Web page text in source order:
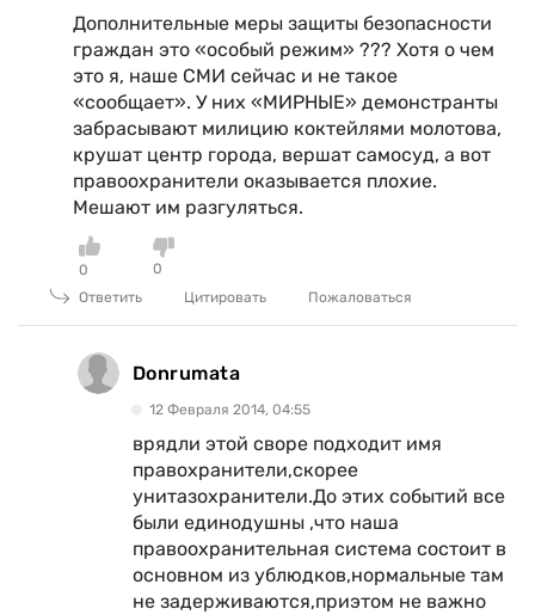
Дополнительные меры защиты безопасности
граждан это «особый режим» ??? Хотя о чем
это я, наше СМИ сейчас и не такое
«сообщает». У них «МИРНЫЕ» демонстранты
забрасывают милицию коктейлями молотова,
крушат центр города, вершат самосуд, а вот
правоохранители оказывается плохие.
Мешают им разгуляться.
0
0
Ответить
Цитировать Пожаловаться
Donrumata
12 Февраля 2014, 04:55
врядли этой своре подходит имя
правохранители,скорее
унитазохранители.До этих событий все
были единодушны ,что наша
правоохранительная система состоит в
основном из ублюдков,нормальные там
не задерживаются,приэтом не важно